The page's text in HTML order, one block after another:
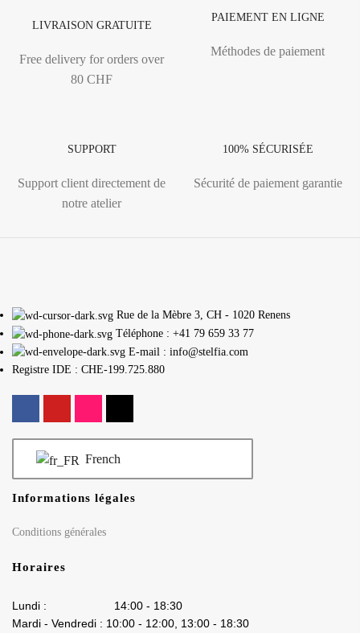
LIVRAISON GRATUITE
Free delivery for orders over
80 CHF
PAIEMENT EN LIGNE
Méthodes de paiement
SUPPORT
Support client directement de
notre atelier
100% SÉCURISÉE
Sécurité de paiement garantie
Rue de la Mèbre 3, CH - 1020 Renens
Téléphone : +41 79 659 33 77
E-mail : info@stelfia.com
Registre IDE : CHE-199.725.880
French
Informations légales
Conditions générales
Horaires
Lundi : 14:00 - 18:30
Mardi - Vendredi : 10:00 - 12:00, 13:00 - 18:30